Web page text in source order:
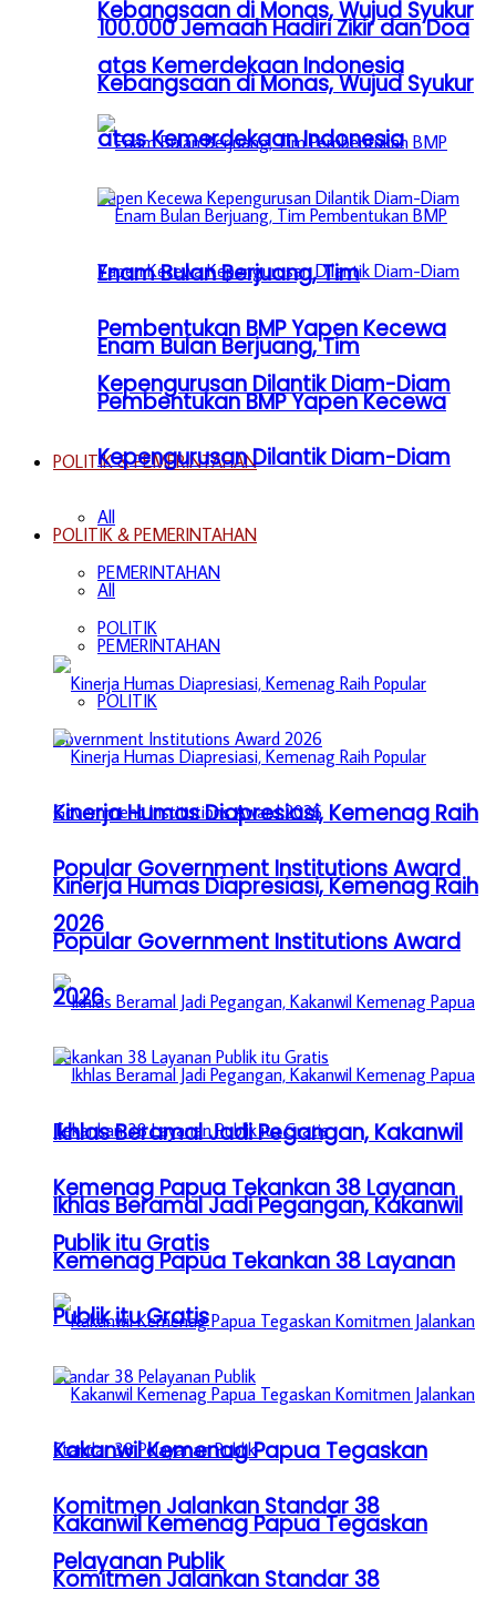
Kebangsaan di Monas, Wujud Syukur
atas Kemerdekaan Indonesia
Enam Bulan Berjuang, Tim
Pembentukan BMP Yapen Kecewa
Kepengurusan Dilantik Diam-Diam
POLITIK & PEMERINTAHAN
All
PEMERINTAHAN
POLITIK
Kinerja Humas Diapresiasi, Kemenag Raih
Popular Government Institutions Award
2026
Ikhlas Beramal Jadi Pegangan, Kakanwil
Kemenag Papua Tekankan 38 Layanan
Publik itu Gratis
Kakanwil Kemenag Papua Tegaskan
Komitmen Jalankan Standar 38
Pelayanan Publik
100.000 Jemaah Hadiri Zikir dan Doa
Kebangsaan di Monas, Wujud Syukur
atas Kemerdekaan Indonesia
Enam Bulan Berjuang, Tim
Pembentukan BMP Yapen Kecewa
Kepengurusan Dilantik Diam-Diam
POLITIK & PEMERINTAHAN
All
PEMERINTAHAN
POLITIK
Kinerja Humas Diapresiasi, Kemenag Raih
Popular Government Institutions Award
2026
Ikhlas Beramal Jadi Pegangan, Kakanwil
Kemenag Papua Tekankan 38 Layanan
Publik itu Gratis
Kakanwil Kemenag Papua Tegaskan
Komitmen Jalankan Standar 38